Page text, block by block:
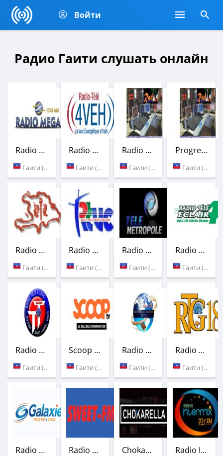
Войти
Радио Гаити слушать онлайн
Radio Mega Haiti
Гаити (103.7 AM)
Radio 4VEH
Гаити (94.1 FM)
Radio Progres FM
Гаити (97.9 FM)
Progres FM
Гаити (97.9 FM)
Radio Kiskeya
Гаити (88.5 FM)
Radio Caraibes FM
Гаити (94.5 FM)
Radio Metropole Haiti
Гаити (100.1 FM)
Radio Tele Eclair
Гаити (100.5 FM)
Radio Tete a Tete
Гаити (102.9 FM)
Scoop FM
Гаити (107.7 FM)
Radio Evangelique la Voix de Dieu
Гаити (103.1 FM)
Radio Ginen
Гаити (1030 AM)
Radio Galaxie Radio Sweet Haiti Chokarella Radio Radio InterMix